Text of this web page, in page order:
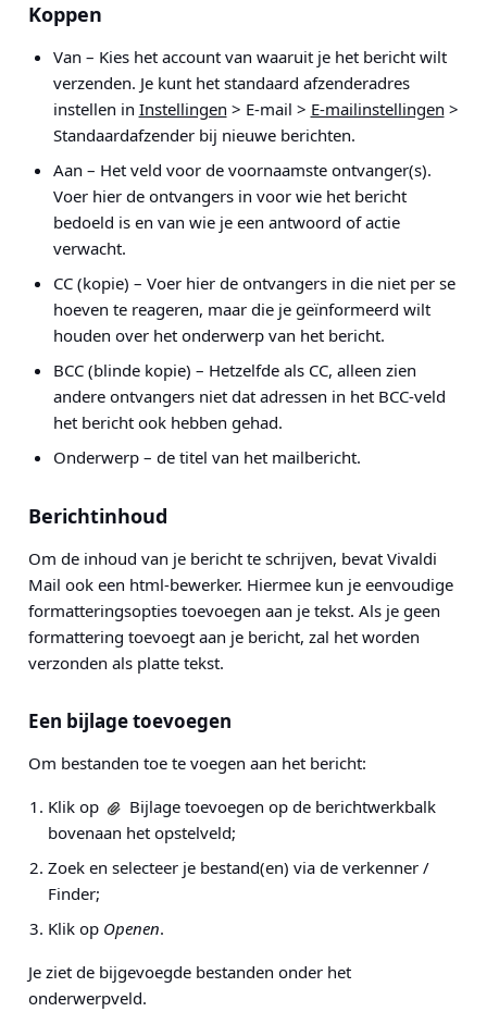
Koppen
Van – Kies het account van waaruit je het bericht wilt
verzenden. Je kunt het standaard afzenderadres
instellen in Instellingen > E-mail > E-mailinstellingen >
Standaardafzender bij nieuwe berichten.
Aan – Het veld voor de voornaamste ontvanger(s).
Voer hier de ontvangers in voor wie het bericht
bedoeld is en van wie je een antwoord of actie
verwacht.
CC (kopie) – Voer hier de ontvangers in die niet per se
hoeven te reageren, maar die je geïnformeerd wilt
houden over het onderwerp van het bericht.
BCC (blinde kopie) – Hetzelfde als CC, alleen zien
andere ontvangers niet dat adressen in het BCC-veld
het bericht ook hebben gehad.
Onderwerp – de titel van het mailbericht.
Berichtinhoud
Om de inhoud van je bericht te schrijven, bevat Vivaldi
Mail ook een html-bewerker. Hiermee kun je eenvoudige
formatteringsopties toevoegen aan je tekst. Als je geen
formattering toevoegt aan je bericht, zal het worden
verzonden als platte tekst.
Een bijlage toevoegen
Om bestanden toe te voegen aan het bericht:
Klik op
Bijlage toevoegen op de berichtwerkbalk
bovenaan het opstelveld;
Zoek en selecteer je bestand(en) via de verkenner /
Finder;
Klik op Openen.
Je ziet de bijgevoegde bestanden onder het
onderwerpveld.